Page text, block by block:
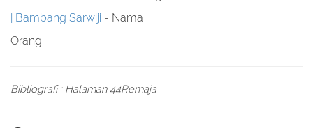
Bambang Sarwiji - Nama
Orang
Bibliografi : Halaman 44Remaja